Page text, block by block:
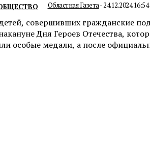
Областная Газета-24.12.2024 16:54
совершивших гражданские
Дня Героев Отечества,
особые медали, а после